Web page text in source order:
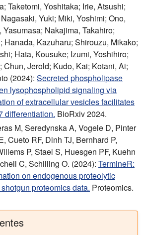
Taketomi, Yoshitaka; Irie, Atsushi;
Yuki; Miki, Yoshimi; Ono,
Yasumasa; Nakajima, Takahiro;
Hanada, Kazuharu; Shirouzu, Mikako;
Hata, Kousuke; Izumi, Yoshihiro;
Chun, Jerold; Kudo, Kai; Kotani, Ai;
(2024): Secreted phospholipase
lysophospholipid signaling via
of extracellular vesicles facilitates
differentiation. BioRxiv 2024.
M, Seredynska A, Vogele D, Pinter
Cueto RF, Dinh TJ, Bernhard P,
P, Stael S, Huesgen PF, Kuehn
C, Schilling O. (2024): TermineR:
on endogenous proteolytic
proteomics data. Proteomics.